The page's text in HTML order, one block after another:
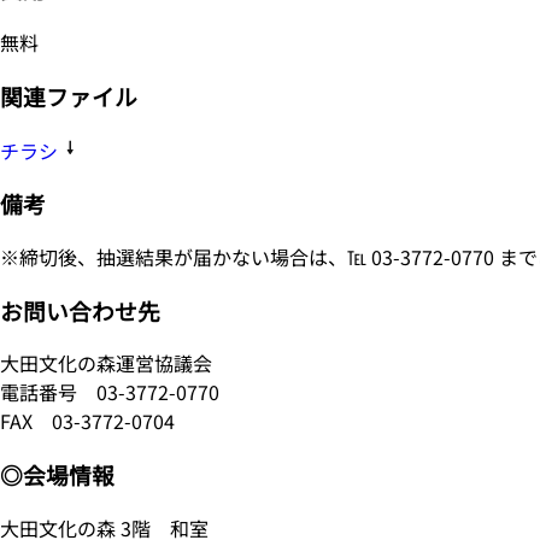
無料
関連ファイル
チラシ
備考
※締切後、抽選結果が届かない場合は、℡ 03-3772-0770 まで
お問い合わせ先
大田文化の森運営協議会
電話番号 03-3772-0770
FAX 03-3772-0704
◎会場情報
大田文化の森 3階 和室